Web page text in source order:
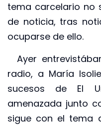
tema carcelario no
de noticia, tras
ocuparse de ello.
Ayer
radio, a María
sucesos de El
amenazada junto
sigue con el tema